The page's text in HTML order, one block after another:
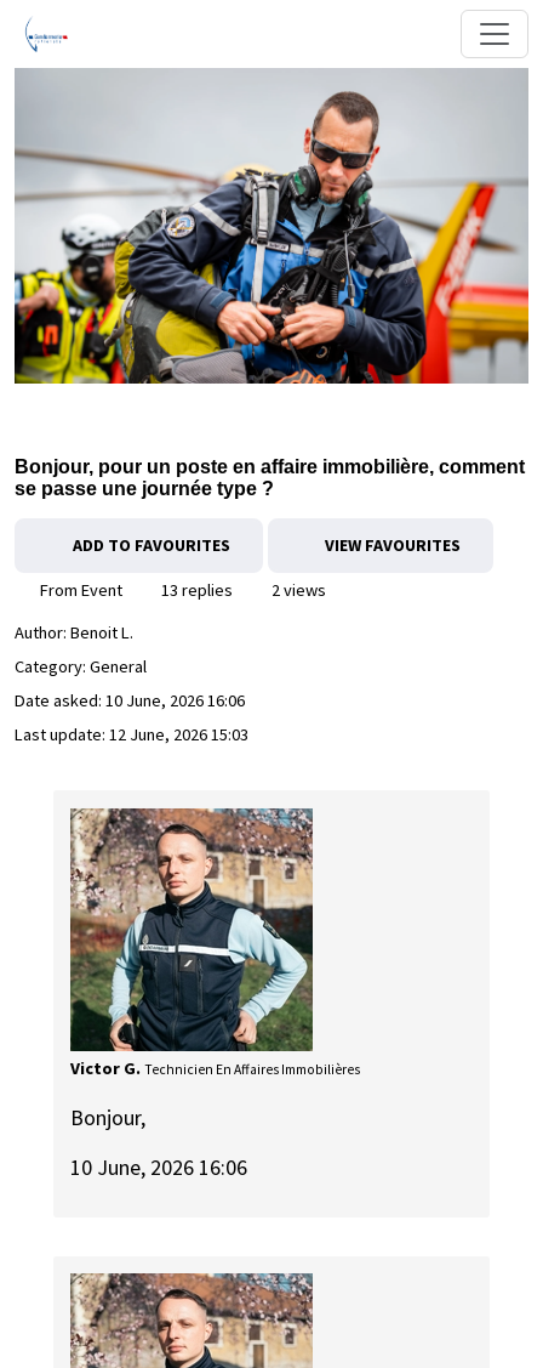
Bonjour, pour un poste en affaire immobilière, comment
se passe une journée type ?
ADD TO FAVOURITES VIEW FAVOURITES
From Event 13 replies
2 views
Author: Benoit L.
Category: General
Date asked: 10 June, 2026 16:06
Last update: 12 June, 2026 15:03
Victor G. Technicien En Affaires Immobilières
Bonjour,
10 June, 2026 16:06